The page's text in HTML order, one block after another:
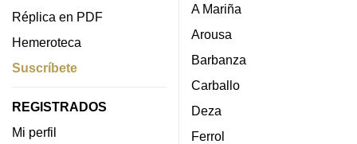
Réplica en PDF
Hemeroteca
Suscríbete
REGISTRADOS
Mi perfil
A Mariña
Arousa
Barbanza
Carballo
Deza
Ferrol